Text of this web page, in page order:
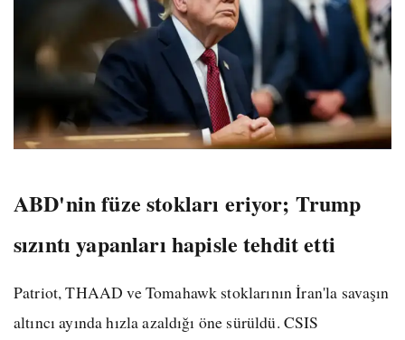
ABD'nin füze stokları eriyor; Trump
sızıntı yapanları hapisle tehdit etti
Patriot, THAAD ve Tomahawk stoklarının İran'la savaşın
altıncı ayında hızla azaldığı öne sürüldü. CSIS